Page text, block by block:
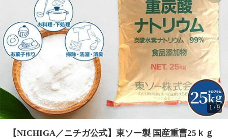
1 /9
【NICHIGA／ニチガ公式】東ソー製 国産重曹25ｋｇ